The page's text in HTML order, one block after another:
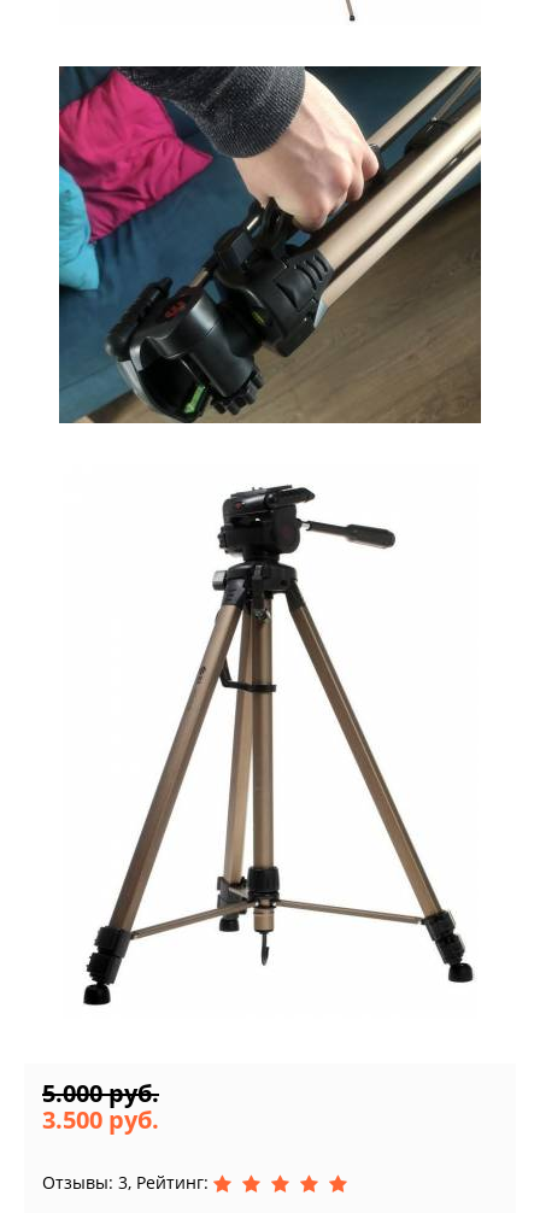
5.000 руб.
3.500 руб.
Отзывы: 3, Рейтинг: